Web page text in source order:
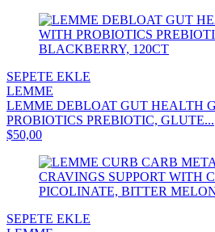
SEPETE EKLE
LEMME
LEMME DEBLOAT GUT HEALTH
PROBIOTICS PREBIOTIC, GLUTE...
$50,00
SEPETE EKLE